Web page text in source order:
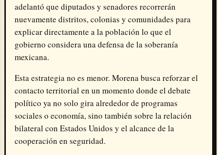
adelantó que diputados y senadores recorrerán
nuevamente distritos, colonias y comunidades para
explicar directamente a la población lo que el
gobierno considera una defensa de la soberanía
mexicana.
Esta estrategia no es menor. Morena busca reforzar el
contacto territorial en un momento donde el debate
político ya no solo gira alrededor de programas
sociales o economía, sino también sobre la relación
bilateral con Estados Unidos y el alcance de la
cooperación en seguridad.